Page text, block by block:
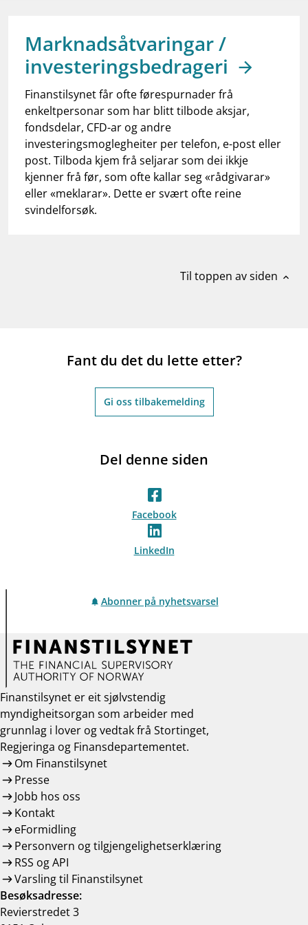
dashboardInformasjon for investorer
notifications_noneAbonner på nyhetsvarsel
Marknadsåtvaringar /
investeringsbedrageri
Finanstilsynet får ofte førespurnader frå
enkeltpersonar som har blitt tilbode aksjar,
fondsdelar, CFD-ar og andre
investeringsmoglegheiter per telefon, e-post eller
post. Tilboda kjem frå seljarar som dei ikkje
kjenner frå før, som ofte kallar seg «rådgivarar»
eller «meklarar». Dette er svært ofte reine
svindelforsøk.
Til toppen av siden expand_less
Fant du det du lette etter?
Gi oss tilbakemelding
Del denne siden
Facebook
LinkedIn
Abonner på nyhetsvarsel
Finanstilsynet er eit sjølvstendig
myndigheitsorgan som arbeider med
grunnlag i lover og vedtak frå Stortinget,
Regjeringa og Finansdepartementet.
Om Finanstilsynet
Presse
Jobb hos oss
Kontakt
eFormidling
Personvern og tilgjengelighetserklæring
RSS og API
Varsling til Finanstilsynet
Besøksadresse:
Revierstredet 3